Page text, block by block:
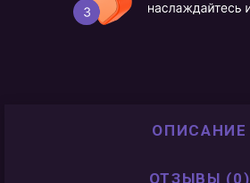
ОПИСАНИЕ
ОТЗЫВЫ (0)